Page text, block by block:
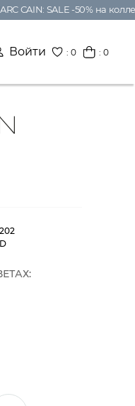
CAIN: SALE -50% на
Войти :0 : 0